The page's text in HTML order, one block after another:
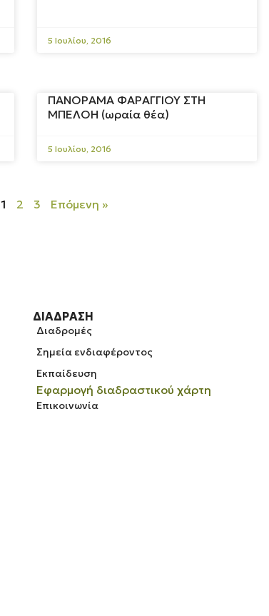
5 Ιουλίου, 2016
ΠΑΝΟΡΑΜΑ ΦΑΡΑΓΓΙΟΥ ΣΤΗ
ΜΠΕΛΟΗ (ωραία θέα)
5 Ιουλίου, 2016
1 2 3 Επόμενη »
ΔΙΆΔΡΑΣΗ
Διαδρομές
Σημεία ενδιαφέροντος
Εκπαίδευση
Εφαρμογή διαδραστικού χάρτη
Επικοινωνία